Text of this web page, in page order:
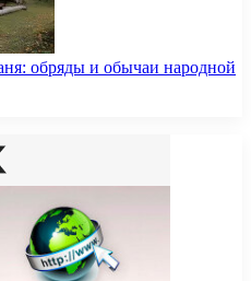
обряды и обычаи народной